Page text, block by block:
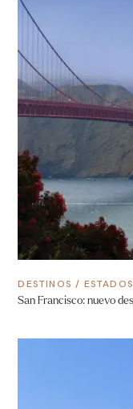
DESTINOS /
San Francisco: nuevo